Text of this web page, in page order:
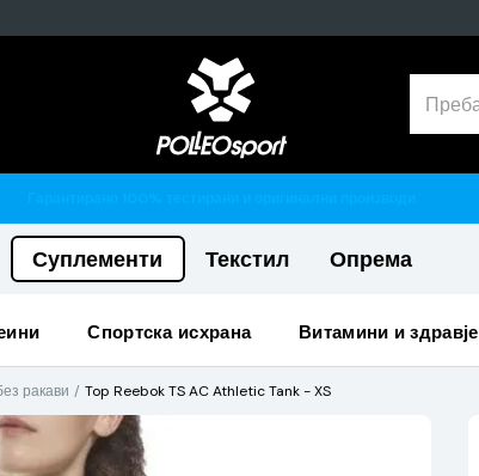
Суплементи Текстил Опрема
спортска исхрана витамини и здравје
ракави Top Reebok TS AC Athletic Tank - XS